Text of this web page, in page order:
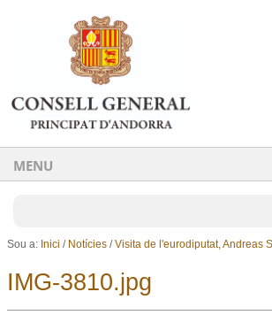
Ves al contingut.
Salta a la navegació
MENU
Sou a: Inici / Notícies /Visita de l'eurodiputat, Andreas
IMG-3810.jpg